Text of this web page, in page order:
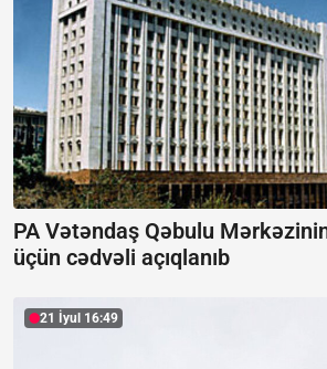
PA Vətəndaş Qəbulu
üçün cədvəli açıqlanıb
21 İyul 16:49